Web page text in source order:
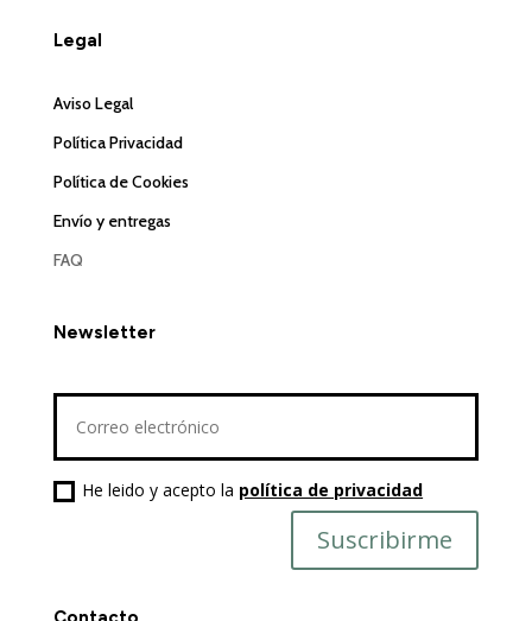
Legal
Aviso Legal
Política Privacidad
Política de Cookies
Envío y entregas
FAQ
Newsletter
He leido y acepto la política de privacidad
Suscribirme